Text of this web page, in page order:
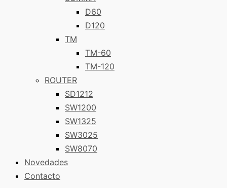
D60
D120
TM
TM-60
TM-120
ROUTER
SD1212
SW1200
SW1325
SW3025
SW8070
Novedades
Contacto